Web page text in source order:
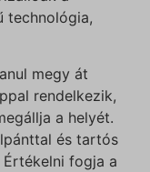
technológia,
megy át
rendelkezik,
a helyét.
és tartós
fogja a